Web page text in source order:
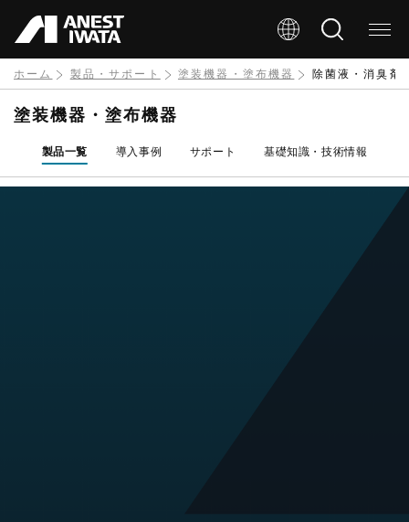
イ
ン
ン
ホーム 製品・サポート 塗装機器・塗布機器 除菌液・消臭剤
塗装機器・塗布機器
製品一覧 導入事例 サポート 基礎知識・技術情報